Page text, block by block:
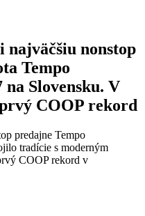
nonstop
Tempo
Slovensku. V
COOP rekord
predajne Tempo
tradície s moderným
COOP rekord v